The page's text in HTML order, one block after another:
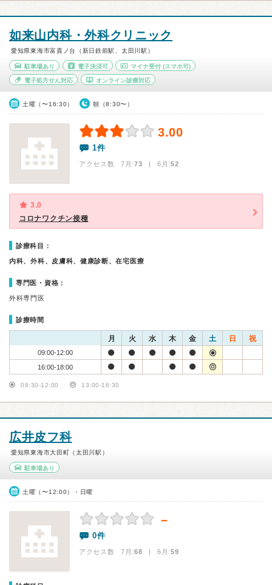
如来山内科・外科クリニック
愛知県東海市富貴ノ台（新日鉄前駅、太田川駅）
駐車場あり 電子決済可 マイナ受付 (スマホ可)
電子処方せん対応 オンライン診療対応
土曜（〜16:30） 朝（8:30〜）
3.00
1件
アクセス数 7月:73 | 6月:52
3.0
コロナワクチン接種
診療科目：
内科、外科、皮膚科、健康診断、在宅医療
専門医・資格：
外科専門医
診療時間
月 火 水 木 金 土 日 祝
09:00-12:00
16:00-18:00
08:30-12:00 13:00-16:30
広井皮フ科
愛知県東海市大田町（太田川駅）
駐車場あり
土曜（〜12:00）・日曜
－
0件
アクセス数 7月:68 | 6月:59